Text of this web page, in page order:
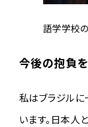
語学学校
今後の抱負を
私はブラジルに
います。日本人